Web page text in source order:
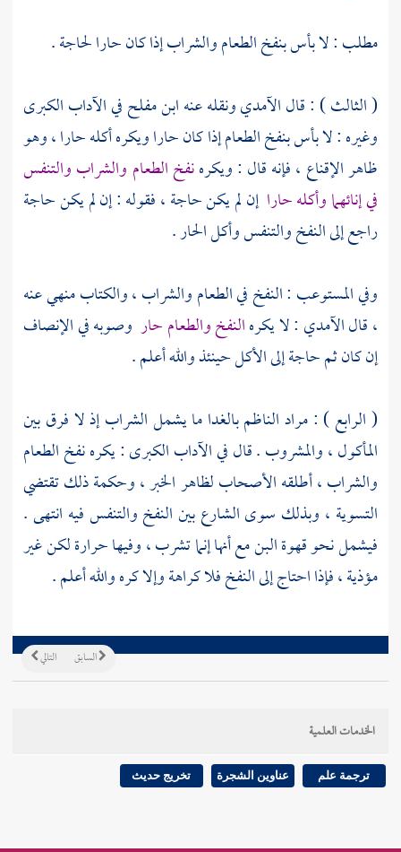
مطلب : لا بأس بنفخ الطعام والشراب إذا كان حارا لحاجة .
( الثالث ) : قالالآمديونقله عنهابن مفلحفي الآداب الكبرى
وغيره : لا بأس بنفخ الطعام إذا كان حارا ويكره أكله حارا ، وهو
ظاهر الإقناع ، فإنه قال : ويكرهنفخ الطعام والشراب والتنفس
في إنائهما وأكله حارا إن لم يكن حاجة ، فقوله : إن لم يكن حاجة
راجع إلى النفخ والتنفس وأكل الحار .
وفي المستوعب : النفخ في الطعام والشراب ، والكتاب منهي عنه
، قالالآمدي : لا يكرهالنفخ والطعام حار وصوبه في الإنصاف
إن كان ثم حاجة إلى الأكل حينئذ والله أعلم .
( الرابع ) : مرادالناظمبالغدا ما يشمل الشراب إذ لا فرق بين
المأكول ، والمشروب . قال في الآداب الكبرى : يكره نفخ الطعام
والشراب ، أطلقه الأصحاب لظاهر الخبر ، وحكمة ذلك تقتضي
التسوية ، وبذلك سوى الشارع بين النفخ والتنفس فيه انتهى .
فيشمل نحو قهوة البن مع أنها إنما تشرب ، وفيها حرارة لكن غير
مؤذية ، فإذا احتاج إلى النفخ فلا كراهة وإلا كره والله أعلم .
التالي السابق
الخدمات العلمية
ترجمة علم عناوين الشجرة تخريج حديث